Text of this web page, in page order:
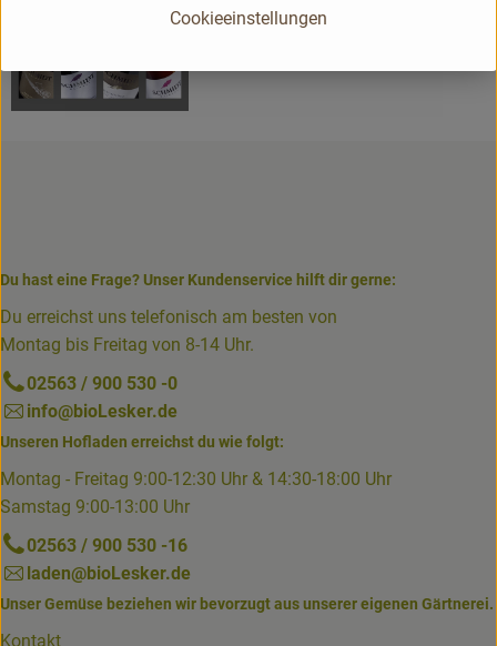
Ökologisches Weingut Schmidt
Du hast eine Frage? Unser Kundenservice hilft dir gerne:
Du erreichst uns telefonisch am besten von
Montag bis Freitag von 8-14 Uhr.
02563 / 900 530 -0
info@bioLesker.de
Unseren Hofladen erreichst du wie folgt:
Montag - Freitag 9:00-12:30 Uhr & 14:30-18:00 Uhr
Samstag 9:00-13:00 Uhr
02563 / 900 530 -16
laden@bioLesker.de
Unser Gemüse beziehen wir bevorzugt aus unserer eigenen Gärtnerei.
Kontakt
Cookieeinstellungen